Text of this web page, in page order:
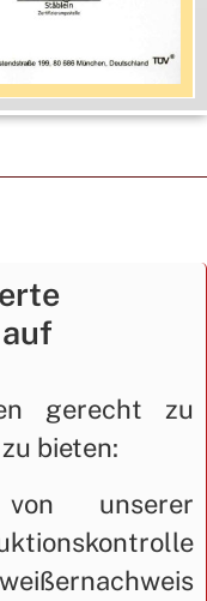
gerecht zu
bieten:
unserer